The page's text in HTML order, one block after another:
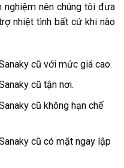
nghiệm nên chúng tôi đưa
nhiệt tình bất cứ khi nào
cũ với mức giá cao.
cũ tận nơi.
cũ không hạn chế
cũ có mặt ngay lập